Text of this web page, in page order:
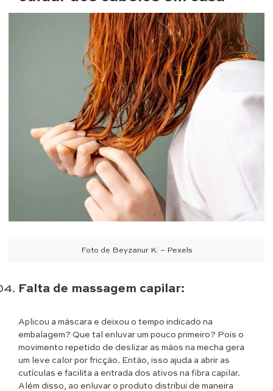
Foto de Beyzanur K. – Pexels
Falta de massagem capilar:
Aplicou a máscara e deixou o tempo indicado na
embalagem? Que tal enluvar um pouco primeiro? Pois o
movimento repetido de deslizar as mãos na mecha gera
um leve calor por fricção. Então, isso ajuda a abrir as
cutículas e facilita a entrada dos ativos na fibra capilar.
Além disso, ao enluvar o produto distribui de maneira